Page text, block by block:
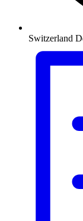
Switzerland